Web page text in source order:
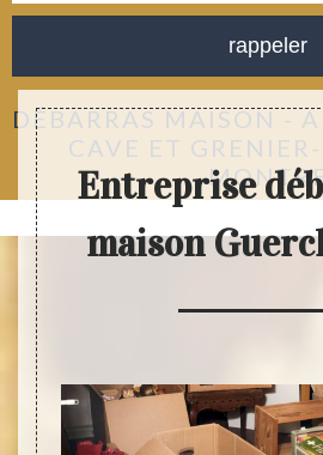
DÉBARRAS MAISON -
CAVE ET
Entreprise
maison